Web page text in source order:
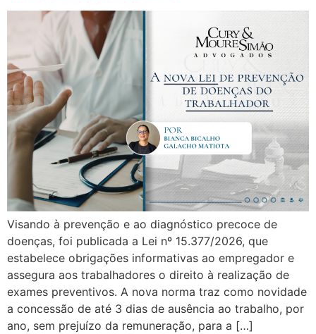
Visando à prevenção e ao diagnóstico precoce de
doenças, foi publicada a Lei nº 15.377/2026, que
estabelece obrigações informativas ao empregador e
assegura aos trabalhadores o direito à realização de
exames preventivos. A nova norma traz como novidade
a concessão de até 3 dias de ausência ao trabalho, por
ano, sem prejuízo da remuneração, para a […]